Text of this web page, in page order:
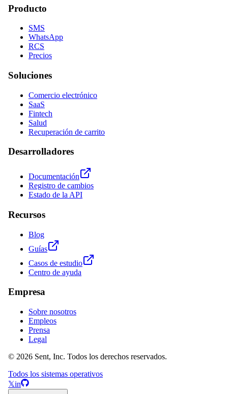
Producto
SMS
WhatsApp
RCS
Precios
Soluciones
Comercio electrónico
SaaS
Fintech
Salud
Recuperación de carrito
Desarrolladores
Documentación
Registro de cambios
Estado de la API
Recursos
Blog
Guías
Casos de estudio
Centro de ayuda
Empresa
Sobre nosotros
Empleos
Prensa
Legal
© 2026 Sent, Inc. Todos los derechos reservados.
Todos los sistemas operativos
𝕏in